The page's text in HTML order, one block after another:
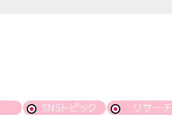
SNSトピック リサーチ